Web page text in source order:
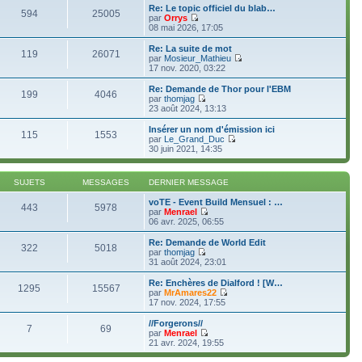
t
l
e
d
r
n
r
m
e
s
a
e
594 25005
Re: Le topic officiel du blab…
par Orrys
C
o
n
s
u
l
t
e
r
l
d
e
r
n
i
e
r
m
e
s
s
a
g
e
08 mai 2026, 17:05
119 26071
Re: La suite de mot
par Mosieur_Mathieu
o
n
s
e
e
d
r
n
r
m
s
a
g
17 nov. 2020, 03:22
199 4046
Re: Demande de Thor pour l'EBM
par thomjag
C
o
n
s
u
t
e
r
l
e
d
e
r
n
e
r
m
e
s
s
g
e
23 août 2024, 13:13
115 1553
Insérer un nom d'émission ici
par Le_Grand_Duc
o
n
l
t
l
e
r
n
r
s
a
30 juin 2021, 14:35
SUJETS MESSAGES DERNIER MESSAGE
443 5978
voTE - Event Build Mensuel : …
par Menrael
C
o
n
s
u
l
e
r
r
n
06 avr. 2025, 06:55
322 5018
Re: Demande de World Edit
par thomjag
C
o
n
s
u
l
e
r
l
e
31 août 2024, 23:01
1295 15567
Re: Enchères de Dialford ! [W…
par MrAmares22
o
t
17 nov. 2024, 17:55
7 69
//Forgerons//
par Menrael
C
o
n
21 avr. 2024, 19:55